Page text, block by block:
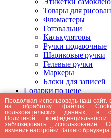
Этикетки
Товары для
Фломастеры
Готовальни
Калькуляторы
Ручки подарочные
Шариковые ручки
Гелевые ручки
Маркеры
Блоки для записей
Подарки по цене
Подарки от 5000
Подарки до 5000
Подарки до 3000
Подарки до 2000
Подарки до 1000
Продолжая использовать наш сайт,
наобработку файлов
пользовательских данных, в
Политикой конфиденциальности
заблокировать использование
изменив настройки Вашего браузера.